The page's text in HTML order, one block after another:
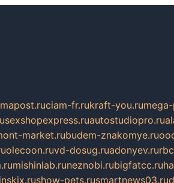
ciam-fr.rukraft-you.ru
sexshopexpress.ruautostudiopro.ru
market.rubudem-znakomye.ru
olecoon.ruvd-dosug.ruadonyev.ru
mishinlab.runeznobi.rubigfatcc.ru
show-pets.rusmartnews03.ru